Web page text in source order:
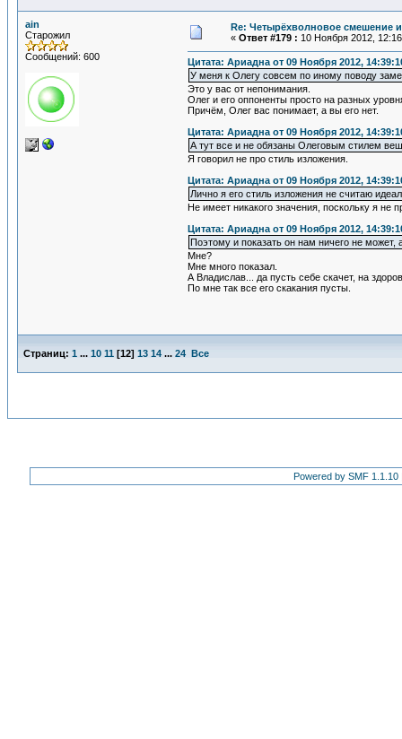
ain
Старожил
Сообщений: 600
Re: Четырёхволновое смешение и
« Ответ #179 : 10 Ноября 2012,
Цитата: Ариадна от 09 Ноября 2012,
У меня к Олегу совсем по иному поводу
Это у вас от непонимания.
Олег и его оппоненты просто на разных
Причём, Олег вас понимает, а вы его нет.
Цитата: Ариадна от 09 Ноября 2012,
А тут все и не обязаны Олеговым стилем
Я говорил не про стиль изложения.
Цитата: Ариадна от 09 Ноября 2012,
Лично я его стиль изложения не считаю
Не имеет никакого значения, поскольку я не
Цитата: Ариадна от 09 Ноября 2012,
Поэтому и показать он нам ничего не может,
Мне?
Мне много показал.
А Владислав... да пусть себе скачет, на
По мне так все его скакания пусты.
Страниц: 1 ... 10 11 [12] 13 14 ... 24 Все
Powered by SMF 1.1.10